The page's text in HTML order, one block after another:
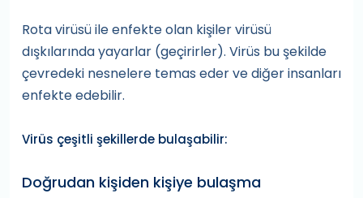
Rota virüsü ile enfekte olan kişiler virüsü
dışkılarında yayarlar (geçirirler). Virüs bu şekilde
çevredeki nesnelere temas eder ve diğer insanları
enfekte edebilir.
Virüs çeşitli şekillerde bulaşabilir:
Doğrudan kişiden kişiye bulaşma